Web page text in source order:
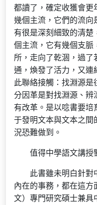
都讀了，確定收獲會更
幾個主流，它們的流向
有很是深刻細致的清
個主流，它有幾個支脈
所，走向了乾涸，過
通，煥發了活力，又連
此聯絡接觸：找淵源是
分因革是對找淵源、辨
有改革。是以唸書要
于發明文本與文本之間
況恐難做到。
值得中學語文講授
此書雖未明白針對
內在的事務，都在這
文）專門研究碩士兼具